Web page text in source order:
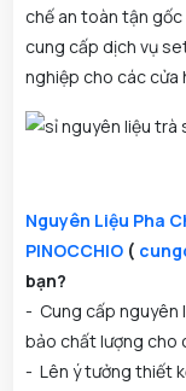
chế an toàn tận
cung cấp dịch vụ
nghiệp cho các cửa
Nguyên Liệu Pha
PINOCCHIO(
bạn?
- Cung cấp nguyên
bảo chất lượng cho
- Lên ý tưởng thiết